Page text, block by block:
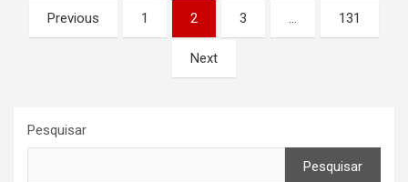
Paginação
de
Previous 1 2 3 … 131
Next
Pesquisar
Pesquisar